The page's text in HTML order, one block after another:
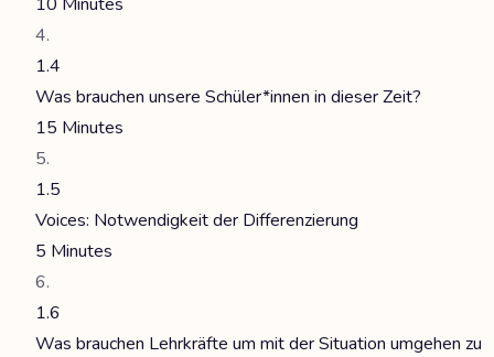
1.4
Was brauchen unsere Schüler*innen in dieser Zeit?
15 Minutes
1.5
Voices: Notwendigkeit der Differenzierung
5 Minutes
1.6
Was brauchen Lehrkräfte um mit der Situation umgehen zu